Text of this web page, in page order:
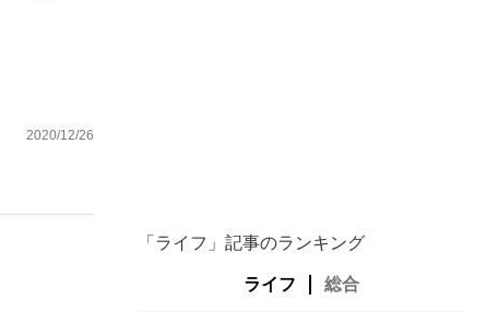
2020/12/26
「ライフ」記事のランキング
ライフ 総合